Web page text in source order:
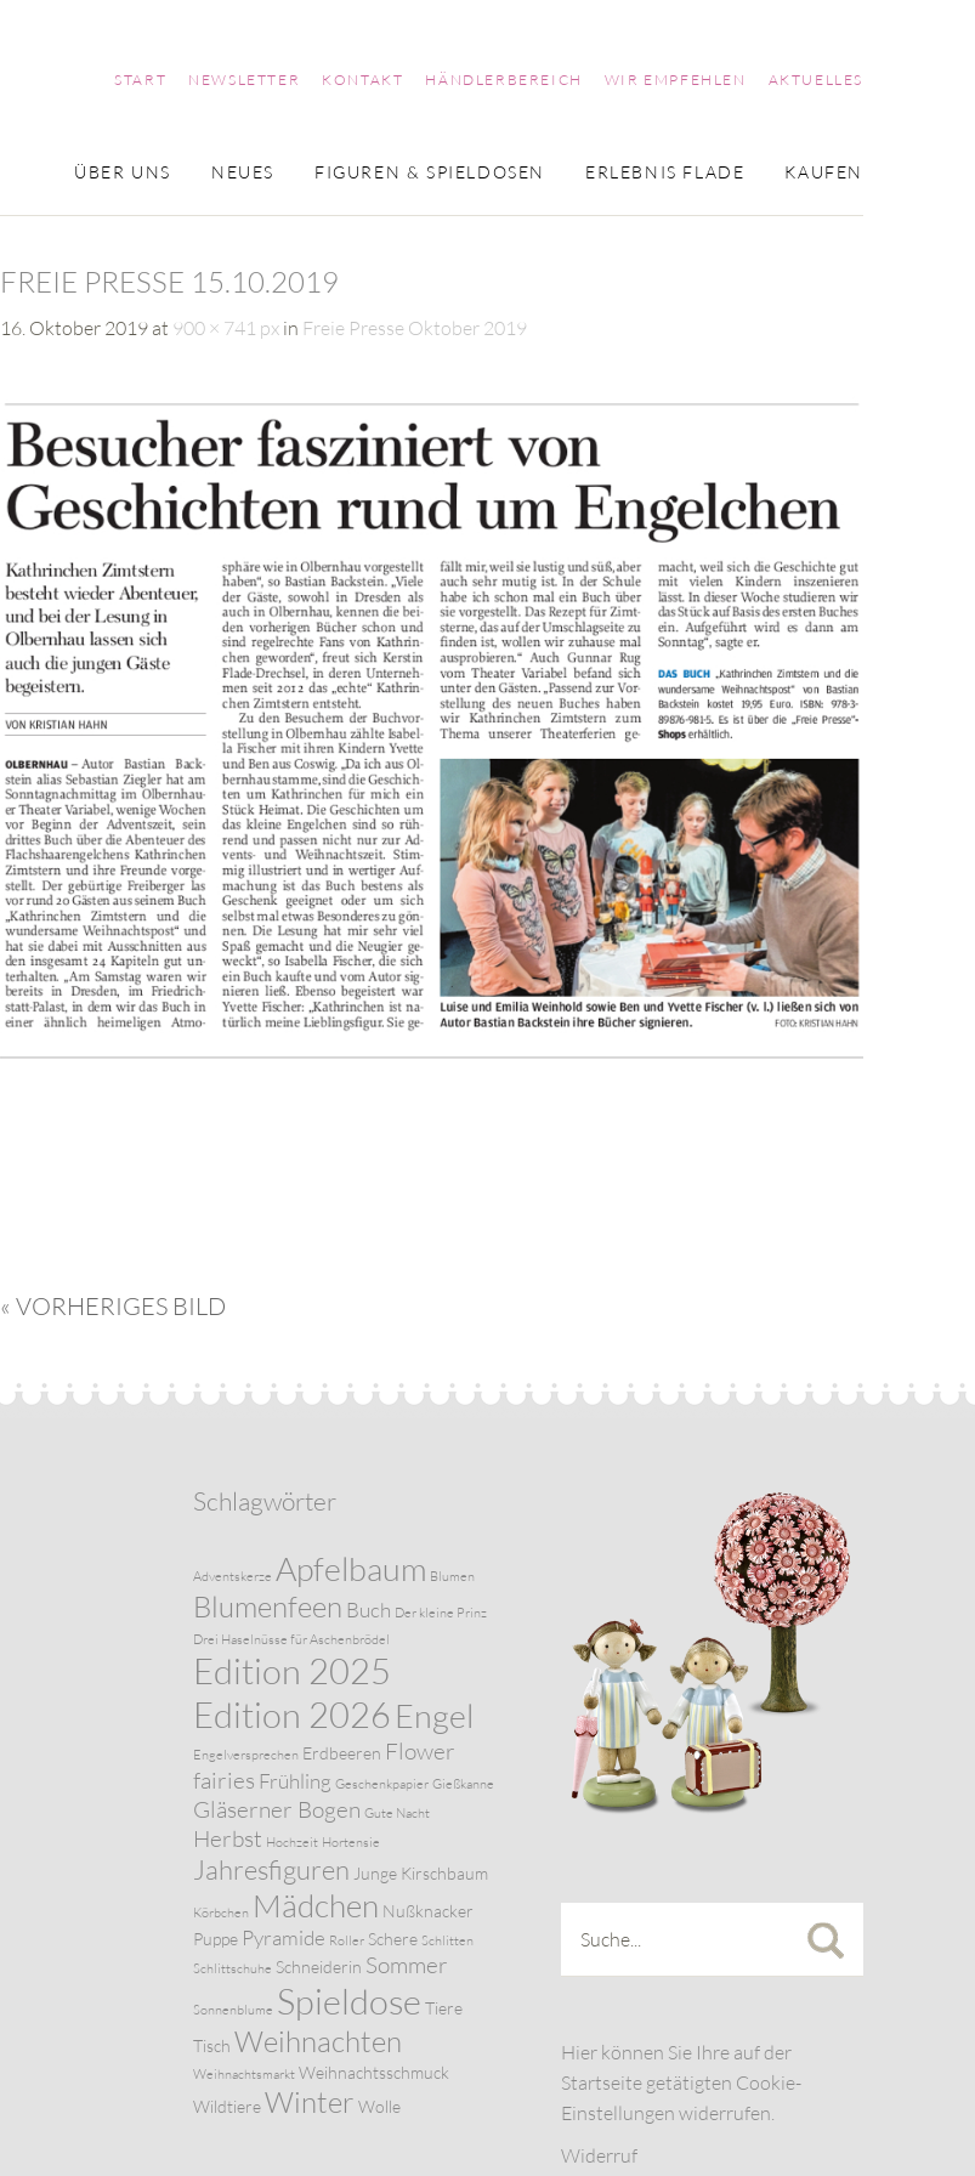
ÜBER UNS NEUES FIGUREN & SPIELDOSEN ERLEBNIS FLADE KAUFEN
START NEWSLETTER KONTAKT HÄNDLERBEREICH WIR EMPFEHLEN AKTUELLES
FREIE PRESSE 15.10.2019
16. Oktober 2019 at 900 × 741 px in Freie Presse Oktober 2019
« VORHERIGES BILD
Schlagwörter
Adventskerze Apfelbaum Blumen
Blumenfeen Buch Der kleine Prinz
Drei Haselnüsse für Aschenbrödel
Edition 2025
Edition 2026 Engel
Engelversprechen Erdbeeren Flower
fairies Frühling Geschenkpapier Gießkanne
Gläserner Bogen Gute Nacht
Herbst Hochzeit Hortensie
Jahresfiguren Junge Kirschbaum
Körbchen Mädchen Nußknacker
Puppe Pyramide Roller Schere Schlitten
Schlittschuhe Schneiderin Sommer
Sonnenblume Spieldose Tiere
Tisch Weihnachten
Weihnachtsmarkt Weihnachtsschmuck
Wildtiere Winter Wolle
Hier können Sie Ihre auf der
Startseite getätigten Cookie-
Einstellungen widerrufen.
Widerruf